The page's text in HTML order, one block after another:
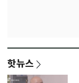
핫뉴스